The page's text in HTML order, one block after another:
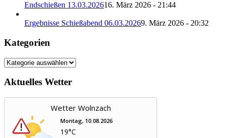
Endschießen 13.03.202616. März 2026 - 21:44
Ergebnisse Schießabend 06.03.20269. März 2026 - 20:32
Kategorien
Kategorien
Aktuelles Wetter
Wetter Wolnzach
Montag, 10.08.2026
19°C